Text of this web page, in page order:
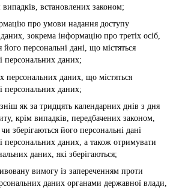
встановлених законом;
про умови надання доступу
зокрема інформацію про третіх осіб,
персональні дані, що містяться
персональних даних;
персональних даних, що містяться
персональних даних;
як за тридцять календарних днів з дня
крім випадків, передбачених законом,
зберігаються його персональні дані
персональних даних, а також отримувати
даних, які зберігаються;
вимогу із запереченням проти
даних органами державної влади,